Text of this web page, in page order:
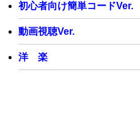
初心者向け簡単コードVer.
動画視聴Ver.
洋 楽